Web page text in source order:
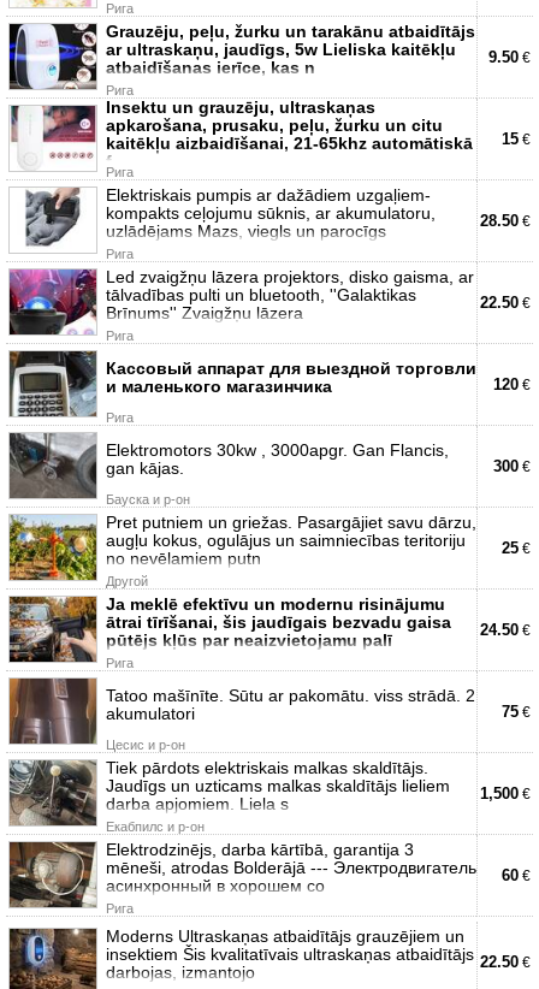
Рига
Grauzēju, peļu, žurku un tarakānu atbaidītājs
ar ultraskaņu, jaudīgs, 5w Lieliska kaitēkļu
atbaidīšanas ierīce, kas n
Рига
9.50 €
Insektu un grauzēju, ultraskaņas
apkarošana, prusaku, peļu, žurku un citu
kaitēkļu aizbaidīšanai, 21-65khz automātiskā
f
Рига
15 €
Elektriskais pumpis ar dažādiem uzgaļiem-
kompakts ceļojumu sūknis, ar akumulatoru,
uzlādējams Mazs, viegls un parocīgs
Рига
28.50 €
Led zvaigžņu lāzera projektors, disko gaisma, ar
tālvadības pulti un bluetooth, ''Galaktikas
Brīnums'' Zvaigžņu lāzera
Рига
22.50 €
Кассовый аппарат для выездной торговли
и маленького магазинчика
Рига
120 €
Elektromotors 30kw , 3000apgr. Gan Flancis,
gan kājas.
Бауска и р-он
300 €
Pret putniem un griežas. Pasargājiet savu dārzu,
augļu kokus, ogulājus un saimniecības teritoriju
no nevēlamiem putn
Другой
25 €
Ja meklē efektīvu un modernu risinājumu
ātrai tīrīšanai, šis jaudīgais bezvadu gaisa
pūtējs kļūs par neaizvietojamu palī
Рига
24.50 €
Tatoo mašīnīte. Sūtu ar pakomātu. viss strādā. 2
akumulatori
Цесис и р-он
75 €
Tiek pārdots elektriskais malkas skaldītājs.
Jaudīgs un uzticams malkas skaldītājs lieliem
darba apjomiem. Liela s
Екабпилс и р-он
1,500 €
Elektrodzinējs, darba kārtībā, garantija 3
mēneši, atrodas Bolderājā --- Электродвигатель
асинхронный в хорошем со
Рига
60 €
Moderns Ultraskaņas atbaidītājs grauzējiem un
insektiem Šis kvalitatīvais ultraskaņas atbaidītājs
darbojas, izmantojo
22.50 €